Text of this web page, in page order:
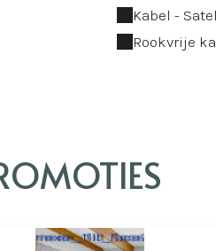
Kabel -
Rookvrije